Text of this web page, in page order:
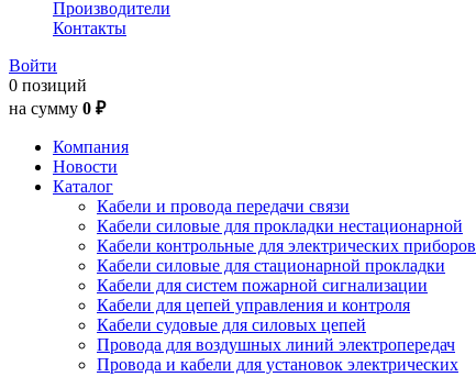
Производители
Контакты
Войти
0 позиций
на сумму 0 ₽
Компания
Новости
Каталог
Кабели и провода передачи связи
Кабели силовые для прокладки нестационарной
Кабели контрольные для электрических приборов
Кабели силовые для стационарной прокладки
Кабели для систем пожарной сигнализации
Кабели для цепей управления и контроля
Кабели судовые для силовых цепей
Провода для воздушных линий электропередач
Провода и кабели для установок электрических